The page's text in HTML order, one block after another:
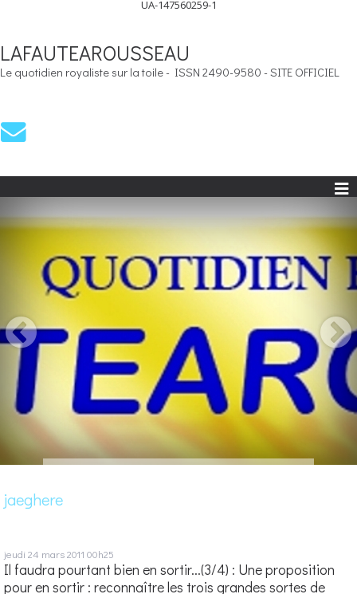
UA-147560259-1
LAFAUTEAROUSSEAU
Le quotidien royaliste sur la toile - ISSN 2490-9580 - SITE OFFICIEL
jaeghere
jeudi 24 mars 2011 00h25
Il faudra pourtant bien en sortir...(3/4) : Une proposition
pour en sortir : reconnaître les trois grandes sortes de